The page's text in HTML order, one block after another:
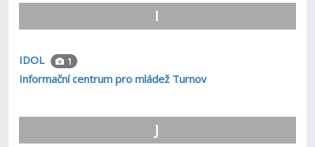
I
IDOL 1
Informační centrum pro mládež Turnov
J